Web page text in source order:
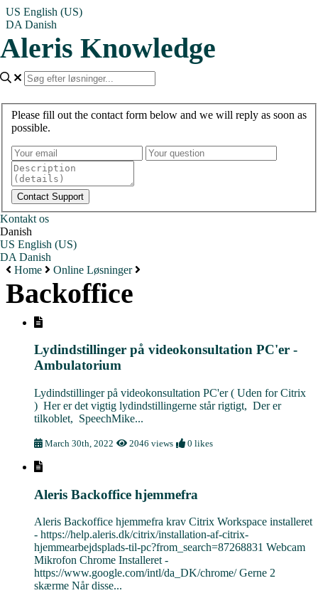
US English (US)
DA Danish
Aleris Knowledge
Please fill out the contact form below and we will reply as soon as
possible.
Kontakt os
Danish
US English (US)
DA Danish
Home
Online Løsninger
Backoffice
Lydindstillinger på videokonsultation PC'er -
Ambulatorium
Lydindstillinger på videokonsultation PC'er ( Uden for Citrix
) Her er det vigtig lydindstillingerne står rigtigt, Der er
tilkoblet, SpeechMike...
March 30th, 2022 2046 views 0 likes
Aleris Backoffice hjemmefra
Aleris Backoffice hjemmefra krav Citrix Workspace installeret
- https://help.aleris.dk/citrix/installation-af-citrix-
hjemmearbejdsplads-til-pc?from_search=87268831 Webcam
Mikrofon Chrome Installeret -
https://www.google.com/intl/da_DK/chrome/ Gerne 2
skærme Når disse...